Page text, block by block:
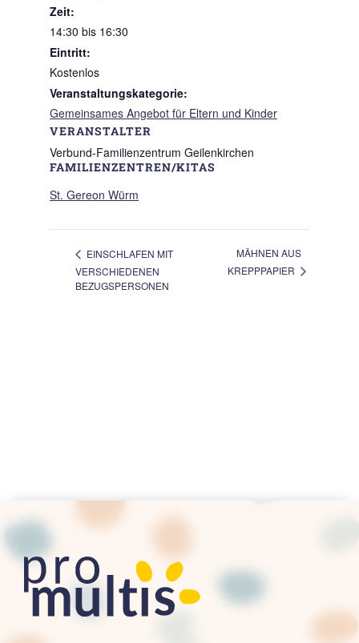
Zeit:
14:30 bis 16:30
Eintritt:
Kostenlos
Veranstaltungskategorie:
Gemeinsames Angebot für Eltern und Kinder
VERANSTALTER
Verbund-Familienzentrum Geilenkirchen
FAMILIENZENTREN/KITAS
St. Gereon Würm
EINSCHLAFEN MIT
VERSCHIEDENEN
BEZUGSPERSONEN
MÄHNEN AUS
KREPPPAPIER